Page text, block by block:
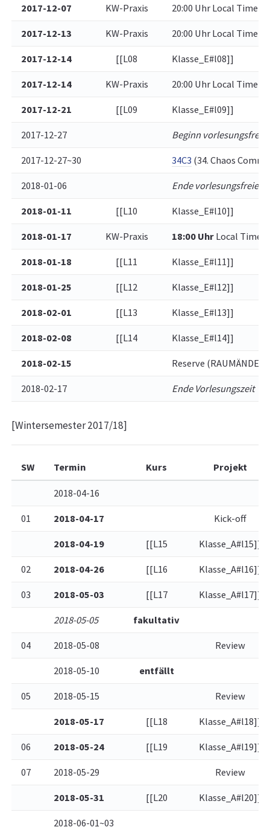
2017-12-07 KW-Praxis 20:00 Uhr Local Time (6
2017-12-13 KW-Praxis 20:00 Uhr Local Time (6
2017-12-14 [[L08 Klasse_E#l08]]
2017-12-14 KW-Praxis 20:00 Uhr Local Time (6
2017-12-21 [[L09 Klasse_E#l09]]
2017-12-27 Beginn vorlesungsfreie
2017-12-27~30 34C3 (34. Chaos
2018-01-06 Ende vorlesungsfreie
2018-01-11 [[L10 Klasse_E#l10]]
2018-01-17 KW-Praxis 18:00 Uhr Local Time
2018-01-18 [[L11 Klasse_E#l11]]
2018-01-25 [[L12 Klasse_E#l12]]
2018-02-01 [[L13 Klasse_E#l13]]
2018-02-08 [[L14 Klasse_E#l14]]
2018-02-15 Reserve
2018-02-17 Ende Vorlesungszeit
[Wintersemester 2017/18]
SW Termin Kurs Projekt
2018-04-16
01 2018-04-17 Kick-off
2018-04-19 [[L15 Klasse_A#l15]]
02 2018-04-26 [[L16 Klasse_A#l16]]
03 2018-05-03 [[L17 Klasse_A#l17]]
2018-05-05 fakultativ
04 2018-05-08 Review
2018-05-10 entfällt
05 2018-05-15 Review
2018-05-17 [[L18 Klasse_A#l18]]
06 2018-05-24 [[L19 Klasse_A#l19]]
07 2018-05-29 Review
2018-05-31 [[L20 Klasse_A#l20]]
2018-06-01~03